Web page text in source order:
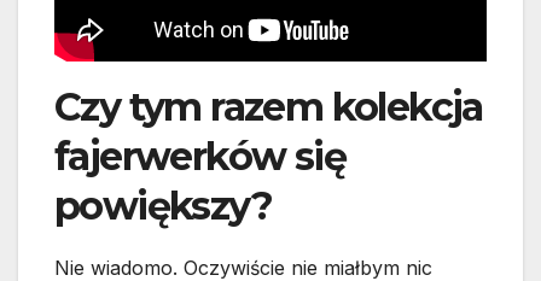
Czy tym razem kolekcja
fajerwerków się
powiększy?
Nie wiadomo. Oczywiście nie miałbym nic